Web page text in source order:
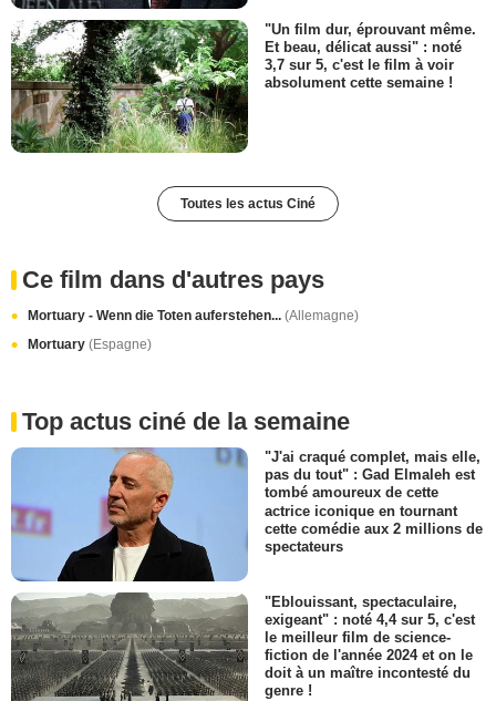
"Un film dur, éprouvant même.
Et beau, délicat aussi" : noté
3,7 sur 5, c'est le film à voir
absolument cette semaine !
Toutes les actus Ciné
Ce film dans d'autres pays
Mortuary - Wenn die Toten auferstehen... (Allemagne)
Mortuary (Espagne)
Top actus ciné de la semaine
"J'ai craqué complet, mais elle,
pas du tout" : Gad Elmaleh est
tombé amoureux de cette
actrice iconique en tournant
cette comédie aux 2 millions de
spectateurs
"Eblouissant, spectaculaire,
exigeant" : noté 4,4 sur 5, c'est
le meilleur film de science-
fiction de l'année 2024 et on le
doit à un maître incontesté du
genre !